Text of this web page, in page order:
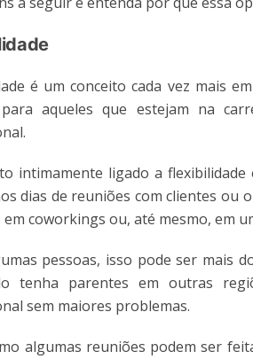
é um conceito cada vez mais
para aqueles que estejam na
intimamente ligado a
dias de reuniões com clientes ou
em coworkings ou, até mesmo, em
pessoas, isso pode ser mais
tenha parentes em outras
sem maiores problemas.
algumas reuniões podem ser